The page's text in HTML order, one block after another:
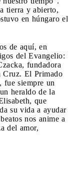
tierra y abierto,
en húngaro el
de aquí, en
del Evangelio:
fundadora
Cruz. El Primado
fue siempre un
heraldo de la
que
su vida a ayudar
nos anime a
del amor,